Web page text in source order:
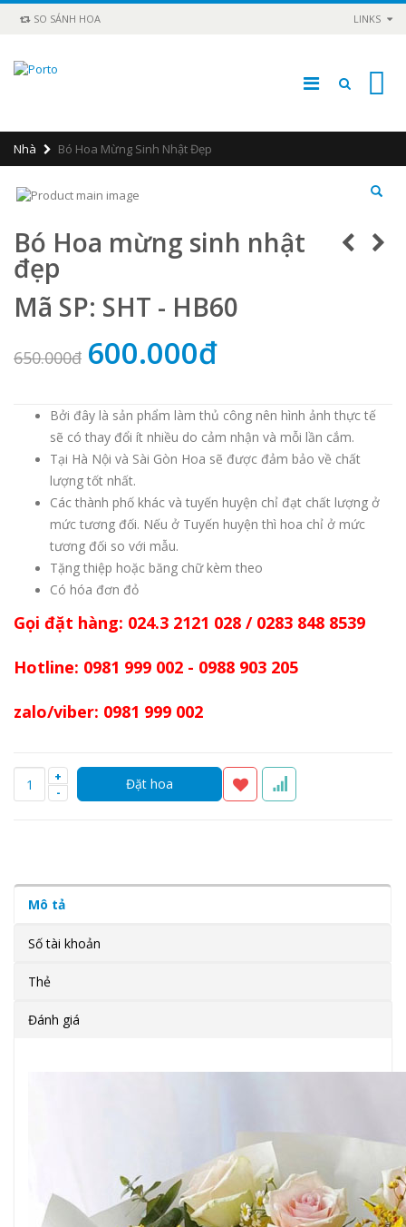
SO SÁNH HOA LINKS
Nhà Bó Hoa Mừng Sinh Nhật Đẹp
Bó Hoa mừng sinh nhật
đẹp
Mã SP: SHT - HB60
650.000đ 600.000đ
Bởi đây là sản phẩm làm thủ công nên hình ảnh thực tế
sẽ có thay đổi ít nhiều do cảm nhận và mỗi lần cắm.
Tại Hà Nội và Sài Gòn Hoa sẽ được đảm bảo về chất
lượng tốt nhất.
Các thành phố khác và tuyến huyện chỉ đạt chất lượng ở
mức tương đối. Nếu ở Tuyến huyện thì hoa chỉ ở mức
tương đối so với mẫu.
Tặng thiệp hoặc băng chữ kèm theo
Có hóa đơn đỏ
Gọi đặt hàng: 024.3 2121 028 / 0283 848 8539
Hotline: 0981 999 002 - 0988 903 205
zalo/viber: 0981 999 002
-
+
Mô tả
Số tài khoản
Thẻ
Đánh giá